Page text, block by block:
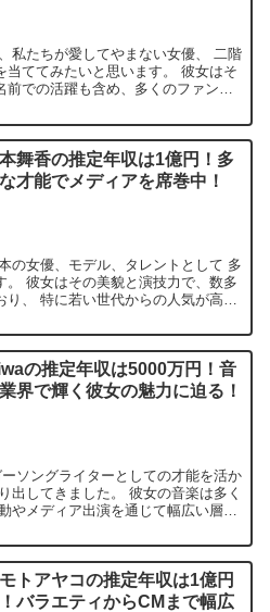
私たちが愛してやまない女優、 二階
当ててみたいと思います。 彼女はそ
前での活躍も含め、多くのファンを
舞香の推定年収は1億円！多
才能でメディアを席巻中！
の女優、モデル、タレントとして 多
。 彼女はその美貌と演技力で、数多
、 特に若い世代からの人気が高い
の推定年収は5000万円！音
界で輝く彼女の魅力に迫る！
ソングライターとしての才能を活か
出してきました。 彼女の音楽は多く
やメディア出演を通じて幅広い層に
トアヤコの推定年収は1億円
バラエティからCMまで幅広